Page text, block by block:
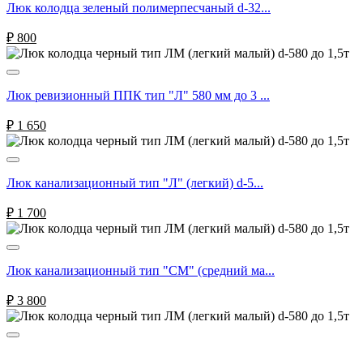
Люк колодца зеленый полимерпесчаный d-32...
₽ 800
Люк ревизионный ППК тип "Л" 580 мм до 3 ...
₽ 1 650
Люк канализационный тип "Л" (легкий) d-5...
₽ 1 700
Люк канализационный тип "СМ" (средний ма...
₽ 3 800